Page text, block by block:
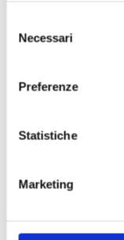
delNecessari
Preferenze
Statistiche
Marketing